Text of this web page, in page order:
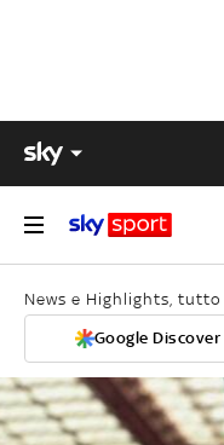
News e Highlights, tutto
Google Discover